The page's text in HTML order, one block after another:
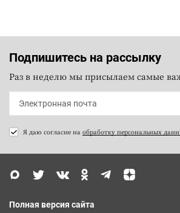
Подпишитесь на рассылку
Раз в неделю мы присылаем самые
Я даю согласие на обработку персональных
Полная версия сайта